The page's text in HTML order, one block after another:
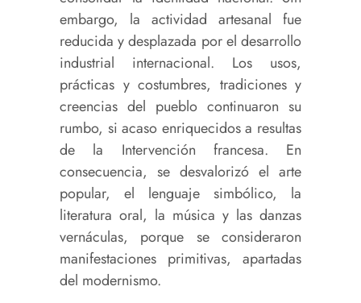
embargo, la actividad artesanal fue
reducida y desplazada por el desarrollo
industrial internacional. Los usos,
prácticas y costumbres, tradiciones y
creencias del pueblo continuaron su
rumbo, si acaso enriquecidos a resultas
de la Intervención francesa. En
consecuencia, se desvalorizó el arte
popular, el lenguaje simbólico, la
literatura oral, la música y las danzas
vernáculas, porque se consideraron
manifestaciones primitivas, apartadas
del modernismo.